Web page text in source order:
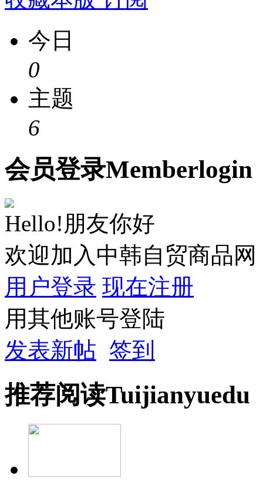
今日
0
主题
6
会员登录Memberlogin
Hello!朋友你好
欢迎加入中韩自贸商品网
用户登录 现在注册
用其他账号登陆
发表新帖 签到
推荐阅读Tuijianyuedu